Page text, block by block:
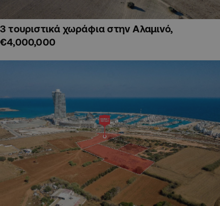
3 τουριστικά χωράφια στην Αλαμινό,
€4,000,000